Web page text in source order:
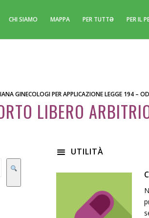
CHI SIAMO MAPPA PER TUTTƏ PER IL
GINECOLOGI PER APPLICAZIONE LEGGE 194 –
LIBERO
UTILITÀ